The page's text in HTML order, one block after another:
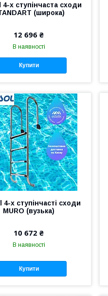
х ступінчаста сходи
(широка)
12 696 ₴
В наявності
Купити
х ступінчасті сходи
MURO (вузька)
10 672 ₴
В наявності
Купити